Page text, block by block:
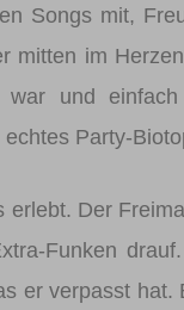
Songs mit,
im
und
Party-
Der
Funken
er verpasst